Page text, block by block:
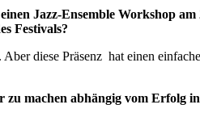
Jazz-Ensemble Workshop
Festivals?
diese Präsenz hat einen
machen abhängig vom Erfolg